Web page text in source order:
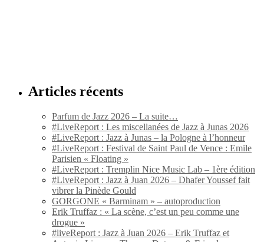
Articles récents
Parfum de Jazz 2026 – La suite…
#LiveReport : Les miscellanées de Jazz à Junas 2026
#LiveReport : Jazz à Junas – la Pologne à l’honneur
#LiveReport : Festival de Saint Paul de Vence : Emile
Parisien « Floating »
#LiveReport : Tremplin Nice Music Lab – 1ère édition
#LiveReport : Jazz à Juan 2026 – Dhafer Youssef fait
vibrer la Pinède Gould
GORGONE « Barminam » – autoproduction
Erik Truffaz : « La scène, c’est un peu comme une
drogue »
#liveReport : Jazz à Juan 2026 – Erik Truffaz et